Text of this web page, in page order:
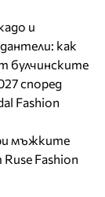
и
как
булчинските
според
Fashion
мъжките
Fashion